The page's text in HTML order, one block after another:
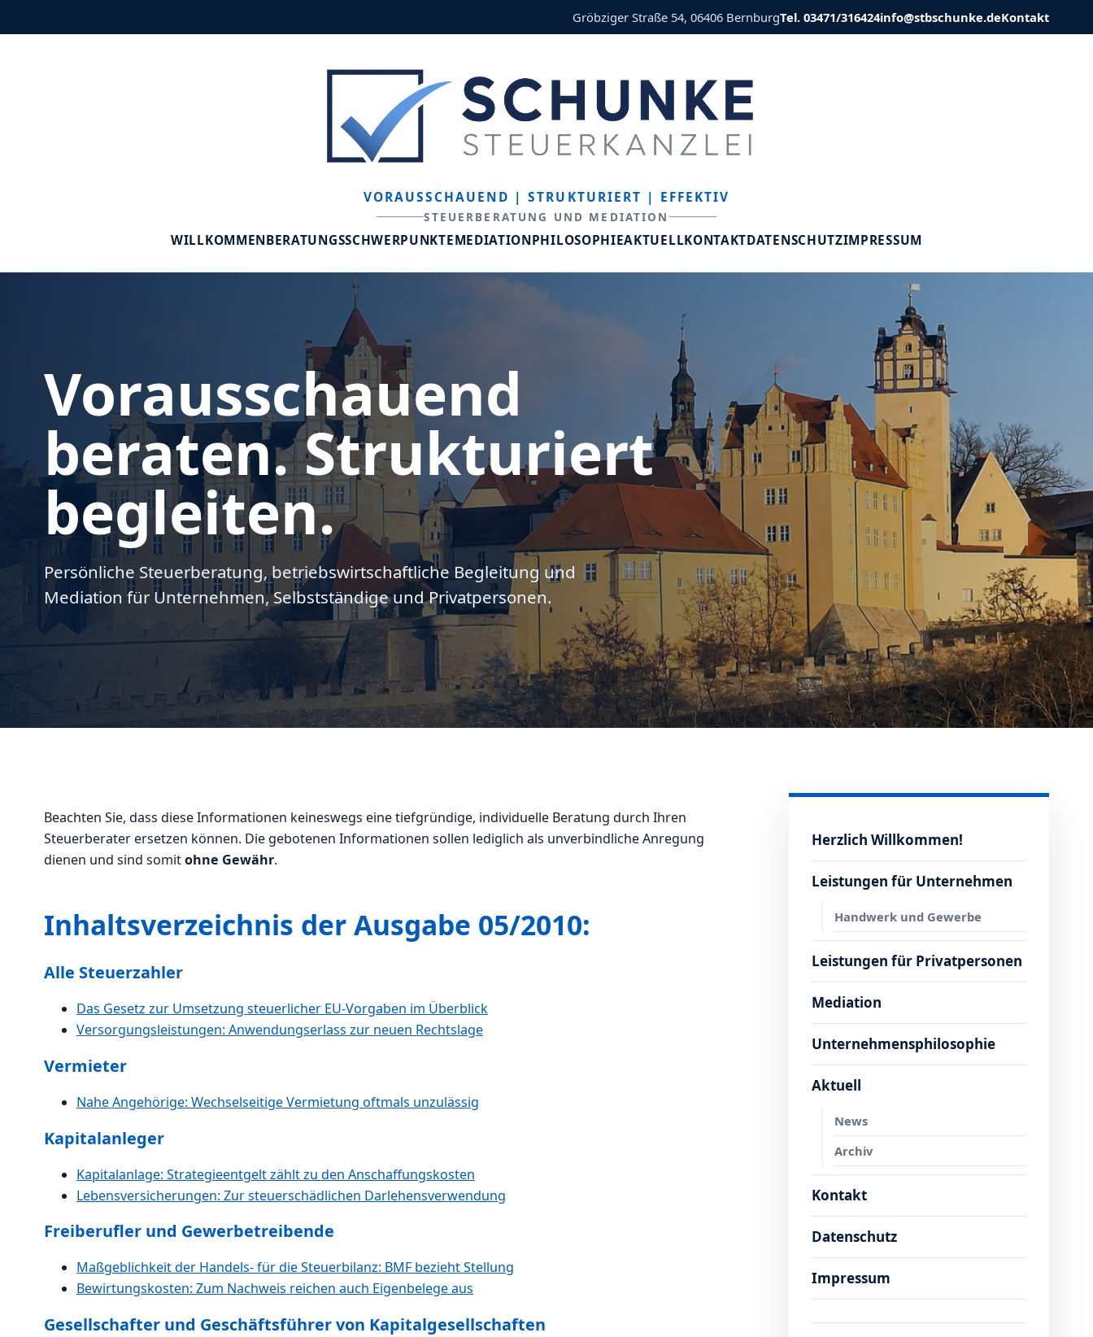
Gröbziger Straße 54, 06406 BernburgTel. 03471/316424info@stbschunke.deKontakt
VORAUSSCHAUEND | STRUKTURIERT | EFFEKTIV
STEUERBERATUNG UND MEDIATION
WILLKOMMENBERATUNGSSCHWERPUNKTEMEDIATIONPHILOSOPHIEAKTUELLKONTAKTDATENSCHUTZIMPRESSUM
Vorausschauend
beraten. Strukturiert
begleiten.
Persönliche Steuerberatung, betriebswirtschaftliche Begleitung und
Mediation für Unternehmen, Selbstständige und Privatpersonen.
Beachten Sie, dass diese Informationen keineswegs eine tiefgründige, individuelle Beratung durch Ihren
Steuerberater ersetzen können. Die gebotenen Informationen sollen lediglich als unverbindliche Anregung
dienen und sind somitohne Gewähr.
Inhaltsverzeichnis der Ausgabe 05/2010:
Alle Steuerzahler
Das Gesetz zur Umsetzung steuerlicher EU-Vorgaben im Überblick
Versorgungsleistungen: Anwendungserlass zur neuen Rechtslage
Vermieter
Nahe Angehörige: Wechselseitige Vermietung oftmals unzulässig
Kapitalanleger
Kapitalanlage: Strategieentgelt zählt zu den Anschaffungskosten
Lebensversicherungen: Zur steuerschädlichen Darlehensverwendung
Freiberufler und Gewerbetreibende
Maßgeblichkeit der Handels- für die Steuerbilanz: BMF bezieht Stellung
Bewirtungskosten: Zum Nachweis reichen auch Eigenbelege aus
Gesellschafter und Geschäftsführer von Kapitalgesellschaften
Herzlich Willkommen!
Leistungen für Unternehmen
Handwerk und Gewerbe
Leistungen für Privatpersonen
Mediation
Unternehmensphilosophie
Aktuell
News
Archiv
Kontakt
Datenschutz
Impressum